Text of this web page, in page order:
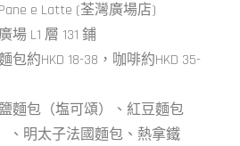
Pane e Latte (荃灣廣場店)
場 L1 層 131 鋪
包約HKD 18-38，咖啡約HKD 35-
麵包（塩可頌）、紅豆麵包
、明太子法國麵包、熱拿鐵